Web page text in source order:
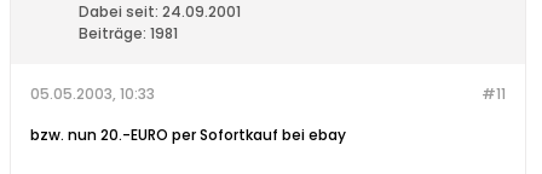
Dabei seit: 24.09.2001
Beiträge: 1981
#11
05.05.2003, 10:33
bzw. nun 20.-EURO per Sofortkauf bei ebay